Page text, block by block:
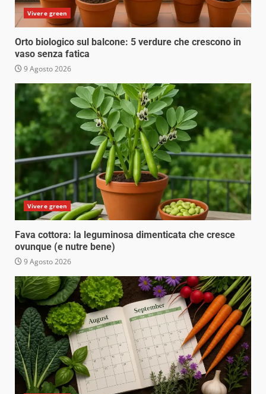
Vivere green
Orto biologico sul balcone: 5 verdure che crescono in
vaso senza fatica
9 Agosto 2026
Vivere green
Fava cottora: la leguminosa dimenticata che cresce
ovunque (e nutre bene)
9 Agosto 2026